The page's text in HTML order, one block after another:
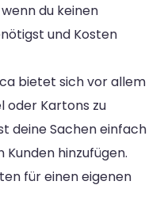
du keinen
und Kosten
bietet sich vor allem
oder Kartons zu
deine Sachen einfach
hinzufügen.
für einen eigenen